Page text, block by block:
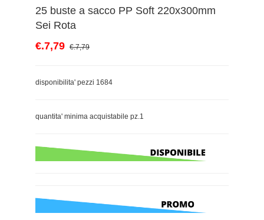
25 buste a sacco PP Soft 220x300mm
Sei Rota
€.7,79 €.7,79
disponibilita' pezzi 1684
quantita' minima acquistabile pz.1